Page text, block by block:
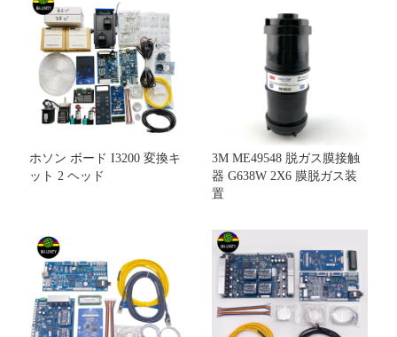
ホソン ボード I3200 変換キ
ット 2 ヘッド
3M ME49548 脱ガス膜接触
器 G638W 2X6 膜脱ガス装
置